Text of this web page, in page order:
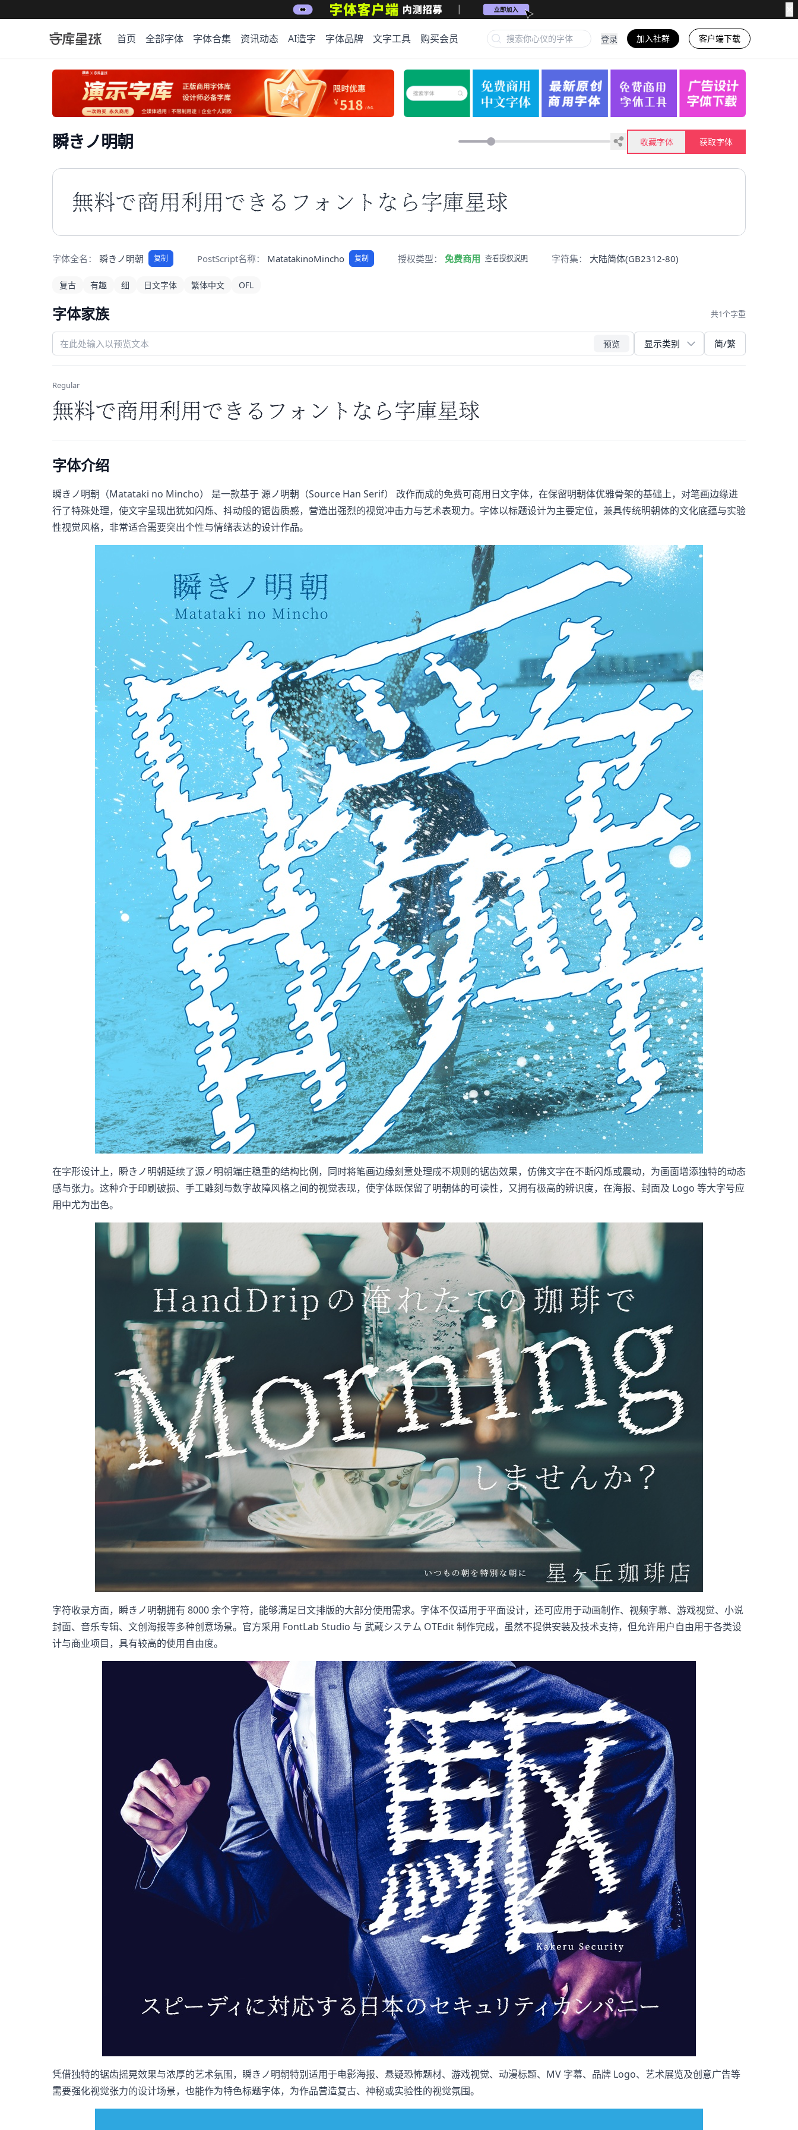
首页 全部字体 字体合集 资讯动态 AI造字 字体品牌 文字工具 购买会员 登录 加入社群 客户端下载
瞬きノ明朝 收藏字体 获取字体
無料で商用利用できるフォントなら字庫星球
字体全名： 瞬きノ明朝 复制 PostScript名称： MatatakinoMincho 复制 授权类型： 免费商用 查看授权说明 字符集： 大陆简体(GB2312-80)
复古 有趣 细 日文字体 繁体中文 OFL
字体家族 共1个字重
预览 简/繁
Regular
無料で商用利用できるフォントなら字庫星球
字体介绍
瞬きノ明朝（Matataki no Mincho） 是一款基于 源ノ明朝（Source Han Serif） 改作而成的免费可商用日文字体，在保留明朝体优雅骨架的基础上，对笔画边缘进
行了特殊处理，使文字呈现出犹如闪烁、抖动般的锯齿质感，营造出强烈的视觉冲击力与艺术表现力。字体以标题设计为主要定位，兼具传统明朝体的文化底蕴与实验
性视觉风格，非常适合需要突出个性与情绪表达的设计作品。
在字形设计上，瞬きノ明朝延续了源ノ明朝端庄稳重的结构比例，同时将笔画边缘刻意处理成不规则的锯齿效果，仿佛文字在不断闪烁或震动，为画面增添独特的动态
感与张力。这种介于印刷破损、手工雕刻与数字故障风格之间的视觉表现，使字体既保留了明朝体的可读性，又拥有极高的辨识度，在海报、封面及 Logo 等大字号应
用中尤为出色。
字符收录方面，瞬きノ明朝拥有 8000 余个字符，能够满足日文排版的大部分使用需求。字体不仅适用于平面设计，还可应用于动画制作、视频字幕、游戏视觉、小说
封面、音乐专辑、文创海报等多种创意场景。官方采用 FontLab Studio 与 武蔵システム OTEdit 制作完成，虽然不提供安装及技术支持，但允许用户自由用于各类设
计与商业项目，具有较高的使用自由度。
凭借独特的锯齿摇晃效果与浓厚的艺术氛围，瞬きノ明朝特别适用于电影海报、悬疑恐怖题材、游戏视觉、动漫标题、MV 字幕、品牌 Logo、艺术展览及创意广告等
需要强化视觉张力的设计场景，也能作为特色标题字体，为作品营造复古、神秘或实验性的视觉氛围。